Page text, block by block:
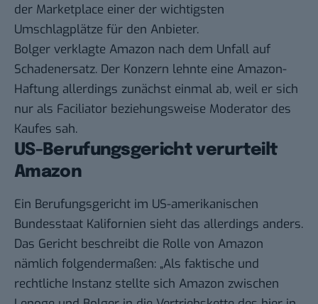
der Marketplace einer der wichtigsten
Umschlagplätze für den Anbieter.
Bolger verklagte Amazon nach dem Unfall auf
Schadenersatz. Der Konzern lehnte eine Amazon-
Haftung allerdings zunächst einmal ab, weil er sich
nur als Faciliator beziehungsweise Moderator des
Kaufes sah.
US-Berufungsgericht verurteilt
Amazon
Ein Berufungsgericht im US-amerikanischen
Bundesstaat Kalifornien sieht das allerdings anders.
Das Gericht beschreibt die Rolle von Amazon
nämlich folgendermaßen: „Als faktische und
rechtliche Instanz stellte sich Amazon zwischen